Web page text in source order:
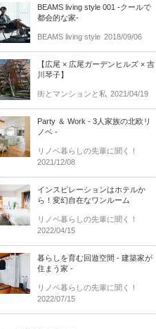
BEAMS living style 001 -クールで
都会的な家-
BEAMS living style 2018/09/06
【広尾 × 広尾ガーデンヒルズ × 吉
川琴子】
街とマンションと私 2021/04/19
Party ＆ Work - 3人家族の北欧リ
ノベ -
リノベ暮らしの先輩に聞く！
2021/12/08
インスピレーションはホテルか
ら！変幻自在なワンルーム
リノベ暮らしの先輩に聞く！
2022/04/15
暮らしを育む回遊空間 - 建築家が
住まう家 -
リノベ暮らしの先輩に聞く！
2022/07/15